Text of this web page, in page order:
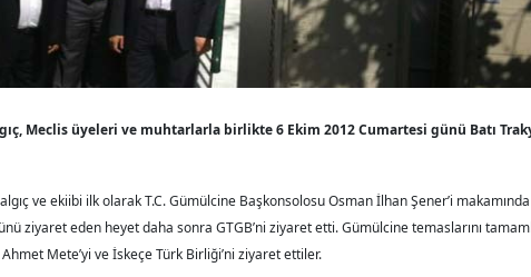
Meclis üyeleri ve muhtarlarla birlikte 6 Ekim 2012 Cumartesi günü Batı
ve ekiibi ilk olarak T.C. Gümülcine Başkonsolosu Osman İlhan Şener’i
ziyaret eden heyet daha sonra GTGB’ni ziyaret etti. Gümülcine temaslarını
Mete’yi ve İskeçe Türk Birliği’ni ziyaret ettiler.